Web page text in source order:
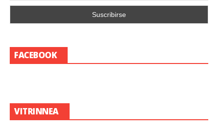
FACEBOOK
VITRINNEA